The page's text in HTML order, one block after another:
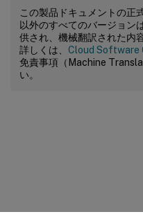
この製品ドキュメントの正
以外のすべてのバージョン
供され、機械翻訳された内
詳しくは、 Cloud Software
免責事項（Machine
い。